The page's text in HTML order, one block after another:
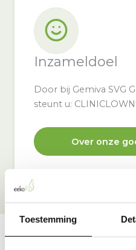
Toestemming
Inzameldoel
Door bij Gemiva SVG
steunt u:
Over onze